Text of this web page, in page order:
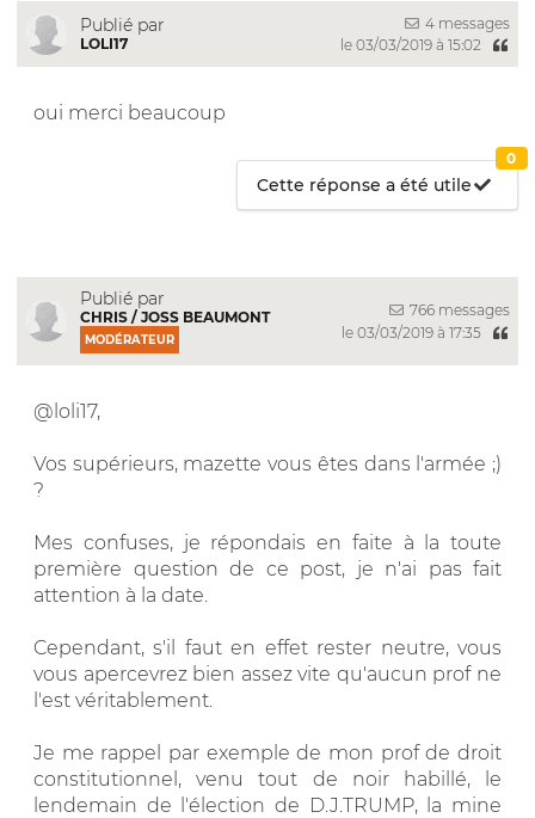
Publié par
LOLI17
4 messages
le 03/03/2019 à 15:02
oui merci beaucoup
Cette réponse a été utile
0
Publié par
CHRIS / JOSS BEAUMONT
MODÉRATEUR
766 messages
le 03/03/2019 à 17:35
@loli17,
Vos supérieurs, mazette vous êtes dans l'armée ;)
?
Mes confuses, je répondais en faite à la toute
première question de ce post, je n'ai pas fait
attention à la date.
Cependant, s'il faut en effet rester neutre, vous
vous apercevrez bien assez vite qu'aucun prof ne
l'est véritablement.
Je me rappel par exemple de mon prof de droit
constitutionnel, venu tout de noir habillé, le
lendemain de l'élection de D.J.TRUMP, la mine